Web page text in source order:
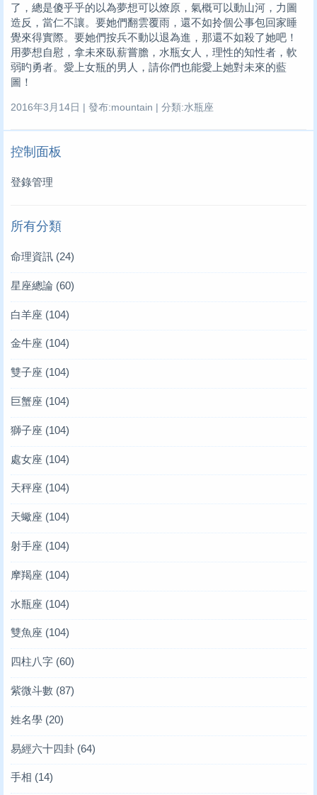
了，總是傻乎乎的以為夢想可以燎原，氣概可以動山河，力圖
造反，當仁不讓。要她們翻雲覆雨，還不如拎個公事包回家睡
覺來得實際。要她們按兵不動以退為進，那還不如殺了她吧！
用夢想自慰，拿未來臥薪嘗膽，水瓶女人，理性的知性者，軟
弱旳勇者。愛上女瓶的男人，請你們也能愛上她對未來的藍
圖！
2016年3月14日 | 發布:mountain | 分類:水瓶座
控制面板
登錄管理
所有分類
命理資訊 (24)
星座總論 (60)
白羊座 (104)
金牛座 (104)
雙子座 (104)
巨蟹座 (104)
獅子座 (104)
處女座 (104)
天秤座 (104)
天蠍座 (104)
射手座 (104)
摩羯座 (104)
水瓶座 (104)
雙魚座 (104)
四柱八字 (60)
紫微斗數 (87)
姓名學 (20)
易經六十四卦 (64)
手相 (14)